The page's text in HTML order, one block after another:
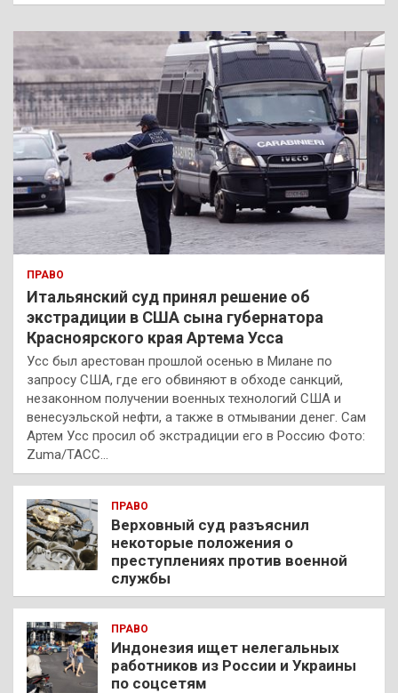
к
ПРАВО
Итальянский суд принял решение об
экстрадиции в США сына губернатора
Красноярского края Артема Усса
Усс был арестован прошлой осенью в Милане по
запросу США, где его обвиняют в обходе санкций,
незаконном получении военных технологий США и
венесуэльской нефти, а также в отмывании денег. Сам
Артем Усс просил об экстрадиции его в Россию Фото:
Zuma/ТАСС…
ПРАВО
Верховный суд разъяснил
некоторые положения о
преступлениях против военной
службы
ПРАВО
Индонезия ищет нелегальных
работников из России и Украины
по соцсетям